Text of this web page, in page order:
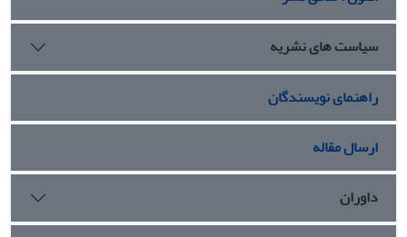
سیاست های نشریه
راهنمای نویسندگان
ارسال مقاله
داوران